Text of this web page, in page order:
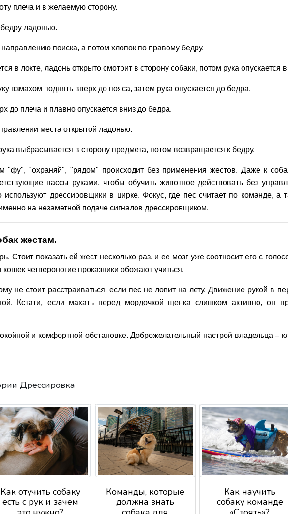
плеча и в желаемую сторону.
ладонью.
поиска, а потом хлопок по правому бедру.
в локте, ладонь открыто смотрит в сторону собаки, потом рука опускается
взмахом поднять вверх до пояса, затем рука опускается до бедра.
до плеча и плавно опускается вниз до бедра.
места открытой ладонью.
выбрасывается в сторону предмета, потом возвращается к бедру.
"фу", "охраняй", "рядом" происходит без применения жестов. Даже к
пассы руками, чтобы обучить животное действовать без
дрессировщики в цирке. Фокус, где пес считает по команде, а
на незаметной подаче сигналов дрессировщиком.
жестам.
Стоит показать ей жест несколько раз, и ее мозг уже соотносит его с
четвероногие проказники обожают учиться.
не стоит расстраиваться, если пес не ловит на лету. Движение рукой в
Кстати, если махать перед мордочкой щенка слишком активно, он
и комфортной обстановке. Доброжелательный настрой владельца –
Дрессировка
Как отучить собаку
есть с рук и зачем
Команды, которые
должна знать
Как научить
собаку команде